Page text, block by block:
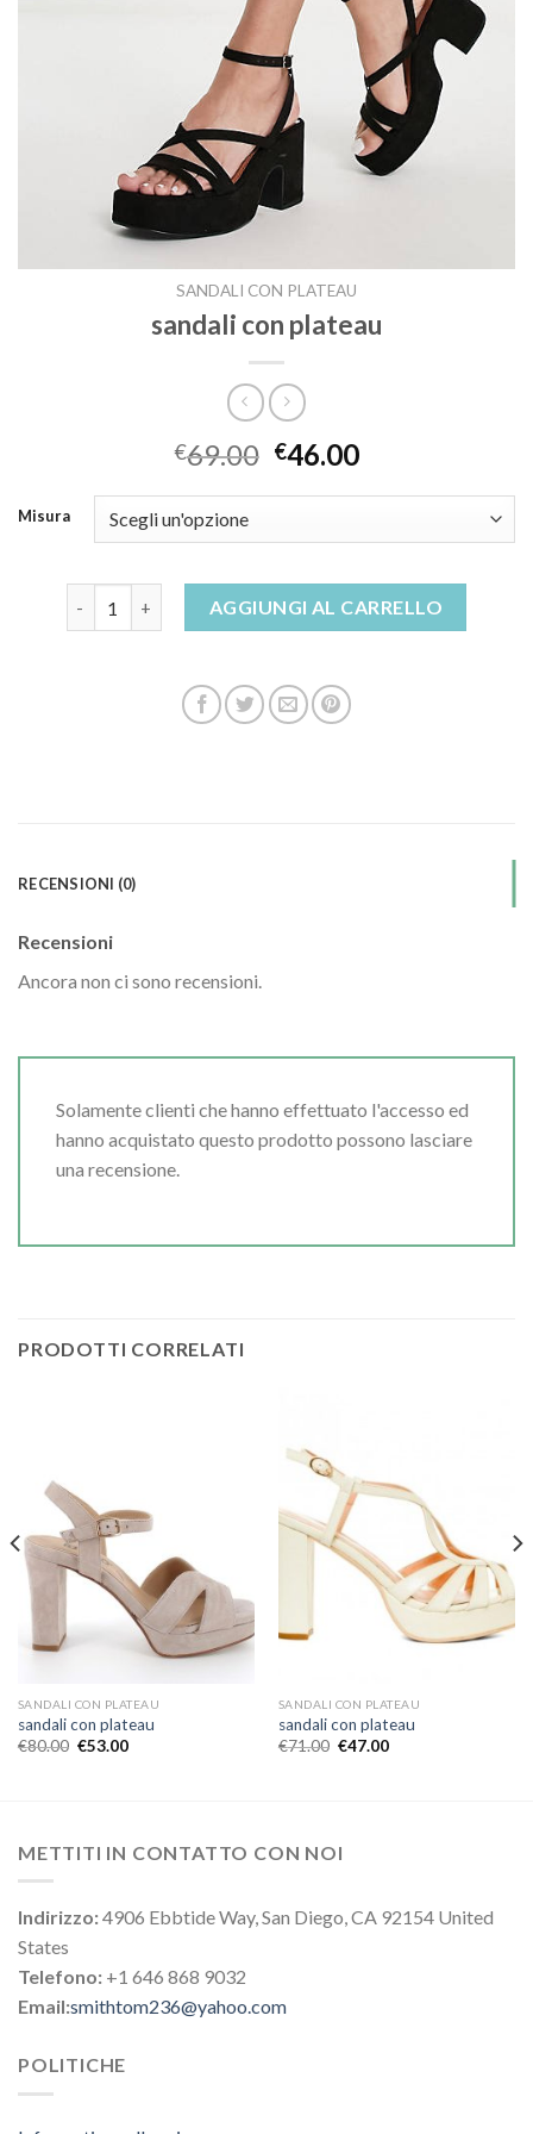
SANDALI CON PLATEAU
sandali con plateau
€69.00 €46.00
Misura
AGGIUNGI AL CARRELLO
RECENSIONI (0)
Recensioni
Ancora non ci sono recensioni.
Solamente clienti che hanno effettuato l'accesso ed
hanno acquistato questo prodotto possono lasciare
una recensione.
PRODOTTI CORRELATI
SANDALI CON PLATEAU
sandali con plateau
€80.00 €53.00
SANDALI CON PLATEAU
sandali con plateau
€71.00 €47.00
METTITI IN CONTATTO CON NOI
Indirizzo:4906 Ebbtide Way, San Diego, CA 92154 United
States
Telefono: +1 646 868 9032
Email:smithtom236@yahoo.com
POLITICHE